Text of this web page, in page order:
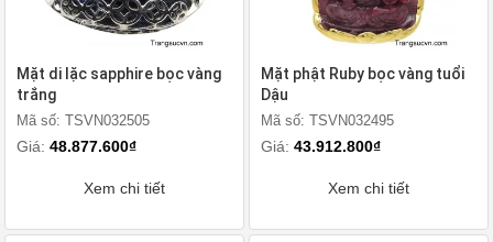
Mặt di lặc sapphire bọc vàng
trắng
Mã số: TSVN032505
Giá: 48.877.600₫
Xem chi tiết
Mặt phật Ruby bọc vàng tuổi
Dậu
Mã số: TSVN032495
Giá: 43.912.800₫
Xem chi tiết